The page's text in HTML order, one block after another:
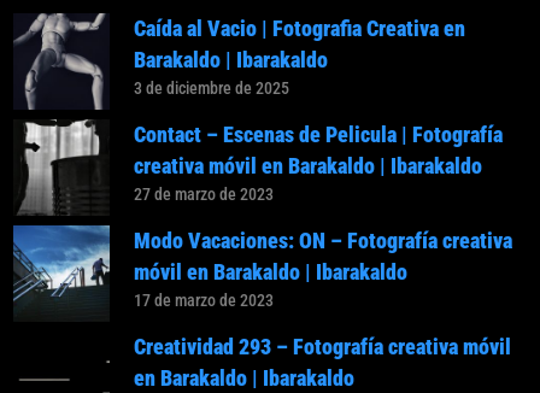
Caída al Vacio | Fotografia Creativa en
Barakaldo | Ibarakaldo
3 de diciembre de 2025
Contact – Escenas de Pelicula | Fotografía
creativa móvil en Barakaldo | Ibarakaldo
27 de marzo de 2023
Modo Vacaciones: ON – Fotografía creativa
móvil en Barakaldo | Ibarakaldo
17 de marzo de 2023
Creatividad 293 – Fotografía creativa móvil
en Barakaldo | Ibarakaldo